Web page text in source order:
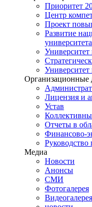
Приоритет
Центр
Проект
Развитие
Университет
Организационные
Лицензия и
Устав
Отчеты в
Финансово-
Медиа
Новости
Анонсы
СМИ
Фотогалерея
Видеогалерея